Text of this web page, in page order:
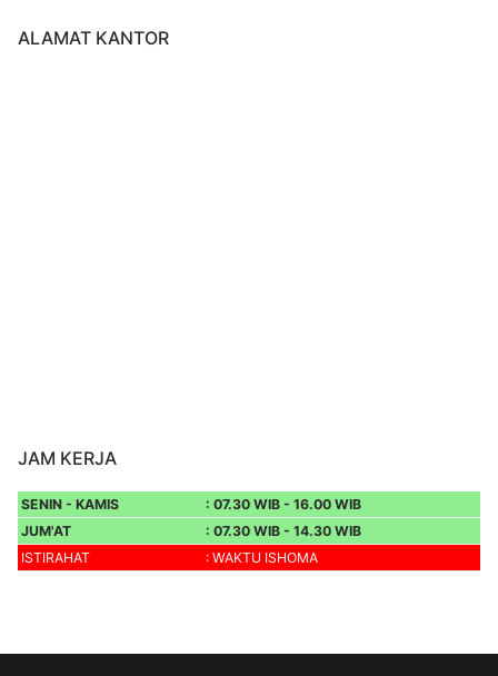
ALAMAT KANTOR
JAM KERJA
SENIN - KAMIS
: 07.30 WIB - 16.00 WIB
JUM'AT
: 07.30 WIB - 14.30 WIB
ISTIRAHAT
: WAKTU ISHOMA